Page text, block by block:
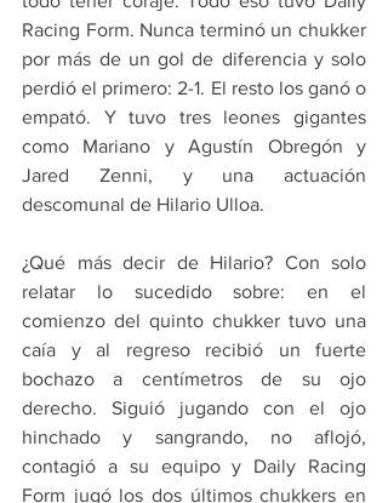
Racing Form. Nunca terminó un chukker
por más de un gol de diferencia y solo
perdió el primero: 2-1. El resto los ganó o
empató. Y tuvo tres leones gigantes
como Mariano y Agustín Obregón y
Jared Zenni, y una actuación
descomunal de Hilario Ulloa.
¿Qué más decir de Hilario? Con solo
relatar lo sucedido sobre: en el
comienzo del quinto chukker tuvo una
caía y al regreso recibió un fuerte
bochazo a centímetros de su ojo
derecho. Siguió jugando con el ojo
hinchado y sangrando, no aflojó,
contagió a su equipo y Daily Racing
Form jugó los dos últimos chukkers en